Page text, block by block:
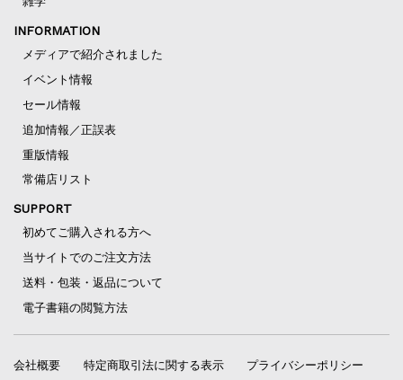
INFORMATION
メディアで紹介されました
イベント情報
セール情報
追加情報／正誤表
重版情報
常備店リスト
SUPPORT
初めてご購入される方へ
当サイトでのご注文方法
送料・包装・返品について
電子書籍の閲覧方法
会社概要 特定商取引法に関する表示
プライバシーポリシー